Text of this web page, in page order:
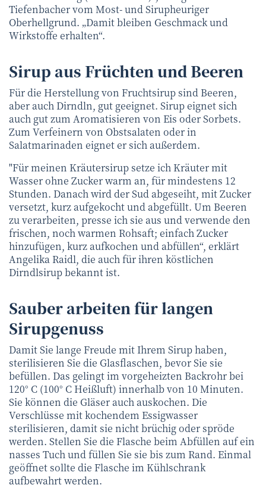
Tiefenbacher vom Most- und Sirupheuriger
Oberhellgrund. „Damit bleiben Geschmack und
Wirkstoffe erhalten“.
Sirup aus Früchten und Beeren
Für die Herstellung von Fruchtsirup sind Beeren,
aber auch Dirndln, gut geeignet. Sirup eignet sich
auch gut zum Aromatisieren von Eis oder Sorbets.
Zum Verfeinern von Obstsalaten oder in
Salatmarinaden eignet er sich außerdem.
"Für meinen Kräutersirup setze ich Kräuter mit
Wasser ohne Zucker warm an, für mindestens 12
Stunden. Danach wird der Sud abgeseiht, mit Zucker
versetzt, kurz aufgekocht und abgefüllt. Um Beeren
zu verarbeiten, presse ich sie aus und verwende den
frischen, noch warmen Rohsaft; einfach Zucker
hinzufügen, kurz aufkochen und abfüllen“, erklärt
Angelika Raidl, die auch für ihren köstlichen
Dirndlsirup bekannt ist.
Sauber arbeiten für langen
Sirupgenuss
Damit Sie lange Freude mit Ihrem Sirup haben,
sterilisieren Sie die Glasflaschen, bevor Sie sie
befüllen. Das gelingt im vorgeheizten Backrohr bei
120° C (100° C Heißluft) innerhalb von 10 Minuten.
Sie können die Gläser auch auskochen. Die
Verschlüsse mit kochendem Essigwasser
sterilisieren, damit sie nicht brüchig oder spröde
werden. Stellen Sie die Flasche beim Abfüllen auf ein
nasses Tuch und füllen Sie sie bis zum Rand. Einmal
geöffnet sollte die Flasche im Kühlschrank
aufbewahrt werden.